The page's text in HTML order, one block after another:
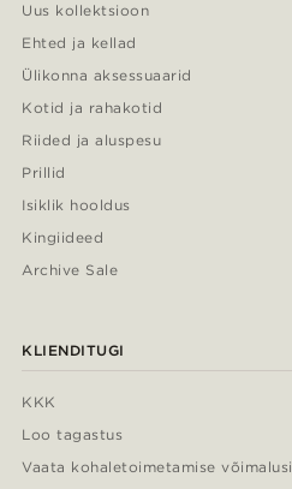
Uus kollektsioon
Ehted ja kellad
Ülikonna aksessuaarid
Kotid ja rahakotid
Riided ja aluspesu
Prillid
Isiklik hooldus
Kingiideed
Archive Sale
KLIENDITUGI
KKK
Loo tagastus
Vaata kohaletoimetamise võimalusi